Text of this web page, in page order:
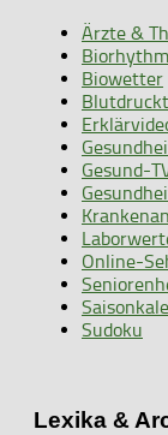
Ärzte &
Biowetter
Gesund-
Online-
Sudoku
Lexika &